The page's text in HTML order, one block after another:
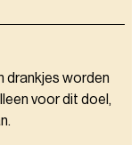
drankjes worden
voor dit doel,